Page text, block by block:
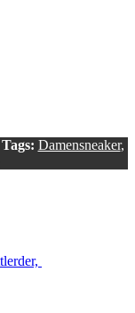
Tags: Damensneaker,